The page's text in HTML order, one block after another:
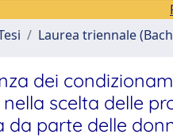
Laurea triennale
dei
scelta delle
da parte delle